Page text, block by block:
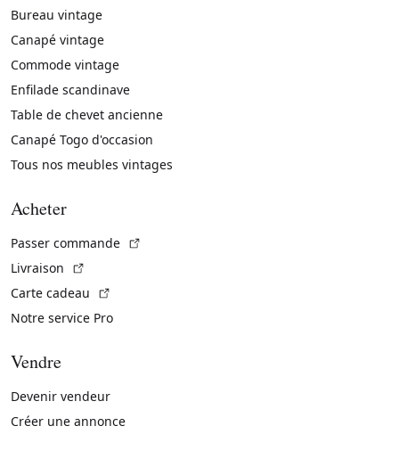
Bureau vintage
Canapé vintage
Commode vintage
Enfilade scandinave
Table de chevet ancienne
Canapé Togo d'occasion
Tous nos meubles vintages
Acheter
Passer commande
Livraison
Carte cadeau
Notre service Pro
Vendre
Devenir vendeur
Créer une annonce